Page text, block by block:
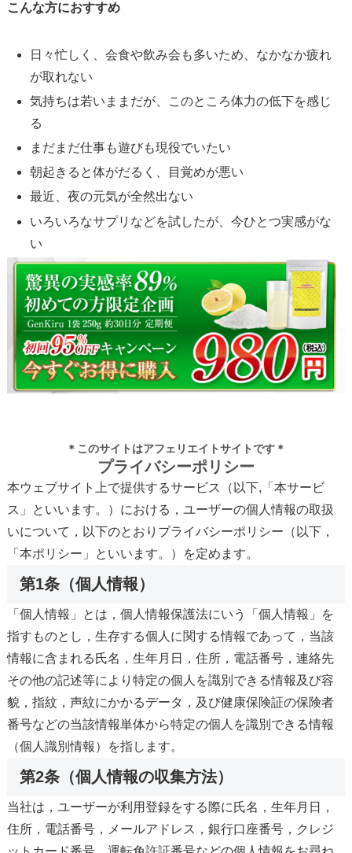
こんな方におすすめ
日々忙しく、会食や飲み会も多いため、なかなか疲れ
が取れない
気持ちは若いままだが、このところ体力の低下を感じ
る
まだまだ仕事も遊びも現役でいたい
朝起きると体がだるく、目覚めが悪い
最近、夜の元気が全然出ない
いろいろなサプリなどを試したが、今ひとつ実感がな
い
＊このサイトはアフェリエイトサイトです＊
プライバシーポリシー
本ウェブサイト上で提供するサービス（以下,「本サービ
ス」といいます。）における，ユーザーの個人情報の取扱
いについて，以下のとおりプライバシーポリシー（以下，
「本ポリシー」といいます。）を定めます。
第1条（個人情報）
「個人情報」とは，個人情報保護法にいう「個人情報」を
指すものとし，生存する個人に関する情報であって，当該
情報に含まれる氏名，生年月日，住所，電話番号，連絡先
その他の記述等により特定の個人を識別できる情報及び容
貌，指紋，声紋にかかるデータ，及び健康保険証の保険者
番号などの当該情報単体から特定の個人を識別できる情報
（個人識別情報）を指します。
第2条（個人情報の収集方法）
当社は，ユーザーが利用登録をする際に氏名，生年月日，
住所，電話番号，メールアドレス，銀行口座番号，クレジ